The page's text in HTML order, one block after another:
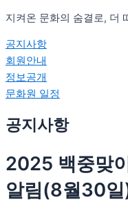
지켜온 문화의 숨결로, 더
공지사항
회원안내
정보공개
문화원 일정
공지사항
2025 백중맞
알림(8월30일